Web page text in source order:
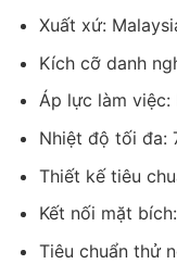
Xuất xứ:
Kích cỡ danh
Áp lực làm việc:
Nhiệt độ tối đa:
Thiết kế tiêu
Kết nối mặt
Tiêu chuẩn thử